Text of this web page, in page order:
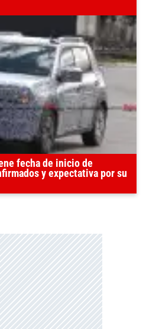
fecha de inicio de
y expectativa por su